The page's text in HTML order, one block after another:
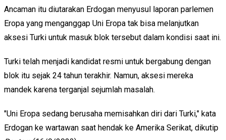
Ancaman itu diutarakan Erdogan menyusul laporan parlemen
Eropa yang menganggap Uni Eropa tak bisa melanjutkan
aksesi Turki untuk masuk blok tersebut dalam kondisi saat ini.
Turki telah menjadi kandidat resmi untuk bergabung dengan
blok itu sejak 24 tahun terakhir. Namun, aksesi mereka
mandek karena terganjal sejumlah masalah.
"Uni Eropa sedang berusaha memisahkan diri dari Turki," kata
Erdogan ke wartawan saat hendak ke Amerika Serikat, dikutip